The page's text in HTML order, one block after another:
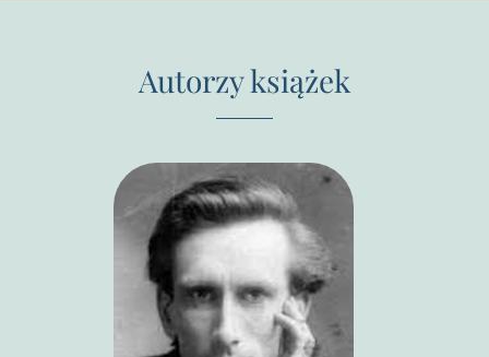
Autorzy książek